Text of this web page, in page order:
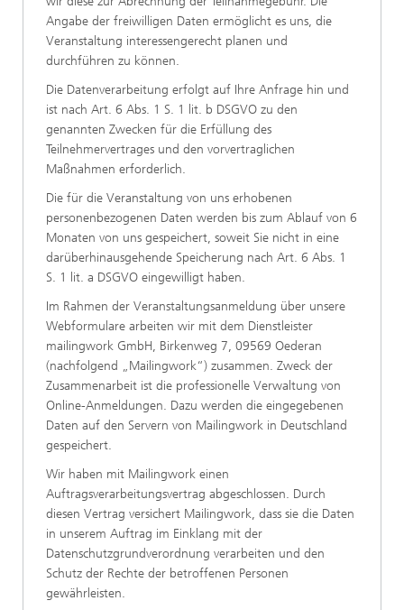
Angabe der freiwilligen Daten ermöglicht es uns, die
Veranstaltung interessengerecht planen und
durchführen zu können.
Die Datenverarbeitung erfolgt auf Ihre Anfrage hin und
ist nach Art. 6 Abs. 1 S. 1 lit. b DSGVO zu den
genannten Zwecken für die Erfüllung des
Teilnehmervertrages und den vorvertraglichen
Maßnahmen erforderlich.
Die für die Veranstaltung von uns erhobenen
personenbezogenen Daten werden bis zum Ablauf von 6
Monaten von uns gespeichert, soweit Sie nicht in eine
darüberhinausgehende Speicherung nach Art. 6 Abs. 1
S. 1 lit. a DSGVO eingewilligt haben.
Im Rahmen der Veranstaltungsanmeldung über unsere
Webformulare arbeiten wir mit dem Dienstleister
mailingwork GmbH, Birkenweg 7, 09569 Oederan
(nachfolgend „Mailingwork“) zusammen. Zweck der
Zusammenarbeit ist die professionelle Verwaltung von
Online-Anmeldungen. Dazu werden die eingegebenen
Daten auf den Servern von Mailingwork in Deutschland
gespeichert.
Wir haben mit Mailingwork einen
Auftragsverarbeitungsvertrag abgeschlossen. Durch
diesen Vertrag versichert Mailingwork, dass sie die Daten
in unserem Auftrag im Einklang mit der
Datenschutzgrundverordnung verarbeiten und den
Schutz der Rechte der betroffenen Personen
gewährleisten.